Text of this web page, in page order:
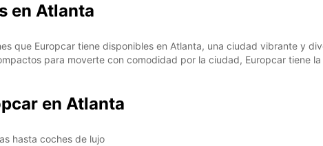
en Atlanta
que Europcar tiene disponibles en Atlanta, una ciudad vibrante y
para moverte con comodidad por la ciudad, Europcar tiene
en Atlanta
hasta coches de lujo